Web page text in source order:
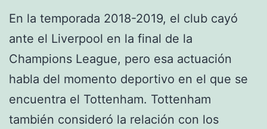
En la temporada 2018-2019, el club cayó
ante el Liverpool en la final de la
Champions League, pero esa actuación
habla del momento deportivo en el que se
encuentra el Tottenham. Tottenham
también consideró la relación con los